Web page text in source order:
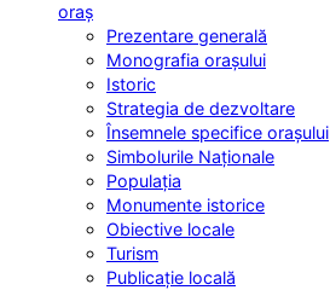
oraș
Prezentare generală
Monografia orașului
Istoric
Strategia de dezvoltare
Însemnele specifice orașului
Simbolurile Naționale
Populația
Monumente istorice
Obiective locale
Turism
Publicație locală